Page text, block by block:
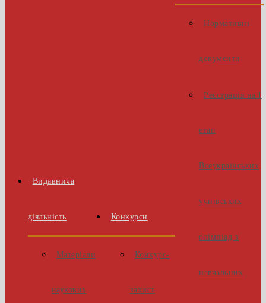
Видавнича
діяльність
Матеріали
наукових
Конкурси
Конкурс-
захист
Нормативні
документи
Реєстрація на І
етап
Всеукраїнських
учнівських
олімпіад з
навчальних